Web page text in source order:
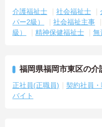
介護福祉士 社会福祉士
パー2級）
社会福祉主事
級）
精神保健福祉士 無
福岡県福岡市東区の
正社員(正職員) 契約社員
バイト